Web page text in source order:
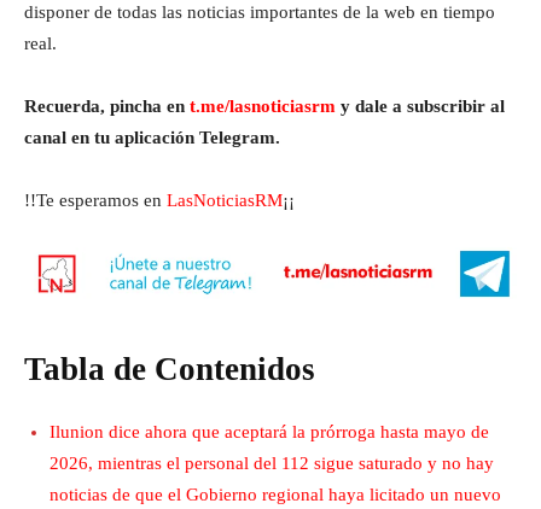
disponer de todas las noticias importantes de la web en tiempo
real.
Recuerda, pincha en t.me/lasnoticiasrm y dale a subscribir al
canal en tu aplicación Telegram.
!!Te esperamos en LasNoticiasRM¡¡
Tabla de Contenidos
Ilunion dice ahora que aceptará la prórroga hasta mayo de
2026, mientras el personal del 112 sigue saturado y no hay
noticias de que el Gobierno regional haya licitado un nuevo